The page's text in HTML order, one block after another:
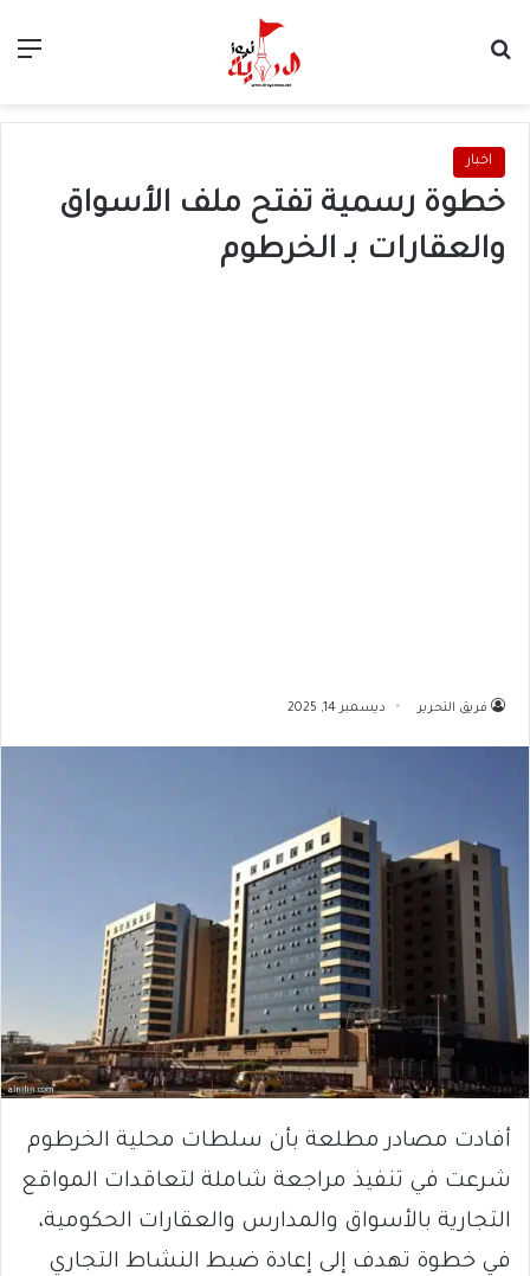
اخبار
خطوة رسمية تفتح ملف الأسواق
والعقارات بـ الخرطوم
فريق التحرير ديسمبر 14, 2025
أفادت مصادر مطلعة بأن سلطات محلية الخرطوم
شرعت في تنفيذ مراجعة شاملة لتعاقدات المواقع
التجارية بالأسواق والمدارس والعقارات الحكومية،
في خطوة تهدف إلى إعادة ضبط النشاط التجاري